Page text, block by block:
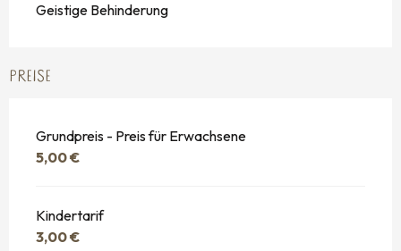
Geistige Behinderung
PREISE
Grundpreis - Preis für Erwachsene
5,00 €
Kindertarif
3,00 €